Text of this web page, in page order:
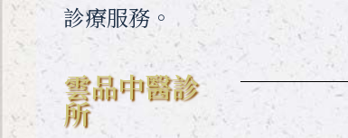
診療服務。
雲品中醫診
所